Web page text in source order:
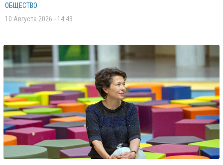
ОБЩЕСТВО
10 Августа 2026 - 14:43